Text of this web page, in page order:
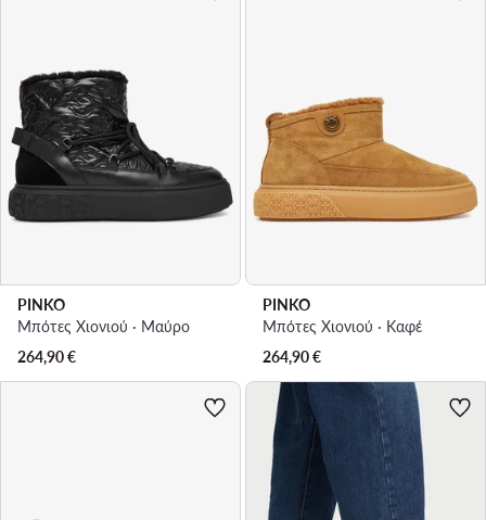
PINKO
Μπότες Χιονιού · Μαύρο
264,90€
PINKO
Μπότες Χιονιού · Καφέ
264,90€